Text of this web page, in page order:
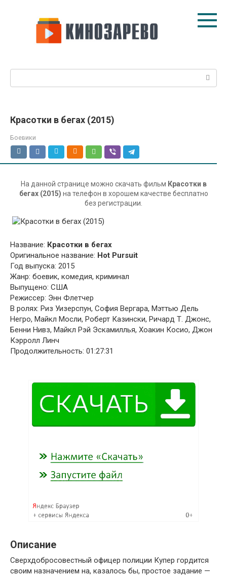
Красотки в бегах (2015)
Боевики
На данной странице можно скачать фильм Красотки в
бегах (2015) на телефон в хорошем качестве бесплатно
без регистрации.
Название: Красотки в бегах
Оригинальное название: Hot Pursuit
Год выпуска: 2015
Жанр: боевик, комедия, криминал
Выпущено: США
Режиссер: Энн Флетчер
В ролях: Риз Уизерспун, София Вергара, Мэттью Дель
Негро, Майкл Мосли, Роберт Казински, Ричард Т. Джонс,
Бенни Нивз, Майкл Рэй Эскамиллья, Хоакин Косио, Джон
Кэрролл Линч
Продолжительность: 01:27:31
Описание
Сверхдобросовестный офицер полиции Купер гордится
своим назначением на, казалось бы, простое задание —